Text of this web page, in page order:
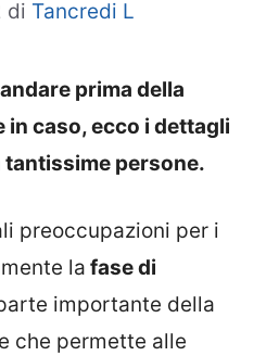
di Tancredi L
prima della
in caso, ecco i dettagli
tantissime persone.
preoccupazioni per i
la fase di
importante della
che permette alle